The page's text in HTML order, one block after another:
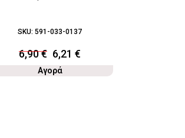
SKU:591-033-0137
6,90€ 6,21€
Αγορά